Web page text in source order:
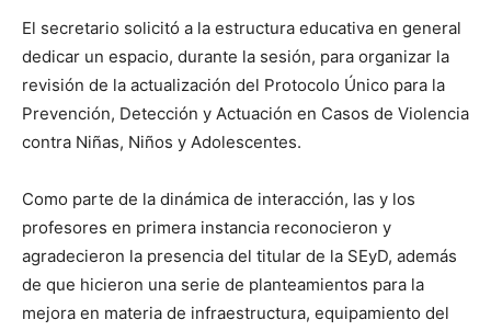
El secretario solicitó a la estructura educativa en general
dedicar un espacio, durante la sesión, para organizar la
revisión de la actualización del Protocolo Único para la
Prevención, Detección y Actuación en Casos de Violencia
contra Niñas, Niños y Adolescentes.
Como parte de la dinámica de interacción, las y los
profesores en primera instancia reconocieron y
agradecieron la presencia del titular de la SEyD, además
de que hicieron una serie de planteamientos para la
mejora en materia de infraestructura, equipamiento del